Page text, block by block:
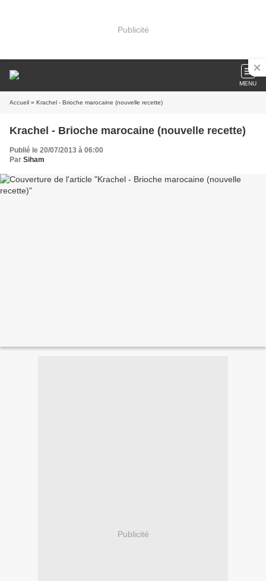
Publicité
MENU
Accueil » Krachel - Brioche marocaine (nouvelle recette)
Krachel - Brioche marocaine (nouvelle recette)
Publié le 20/07/2013 à 06:00
Par Siham
Publicité